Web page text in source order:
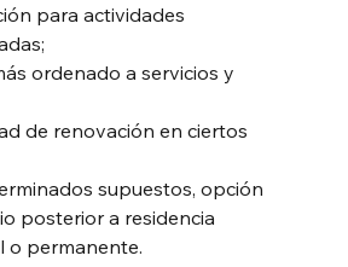
para actividades
ordenado a servicios y
de renovación en ciertos
supuestos, opción
posterior a residencia
o permanente.